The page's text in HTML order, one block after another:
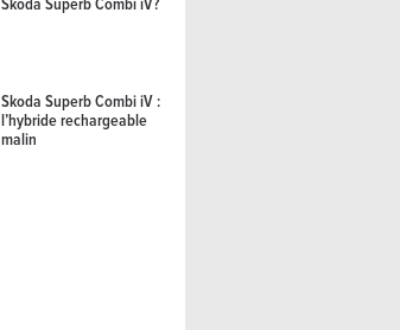
Skoda Superb Combi iV :
l’hybride rechargeable
malin